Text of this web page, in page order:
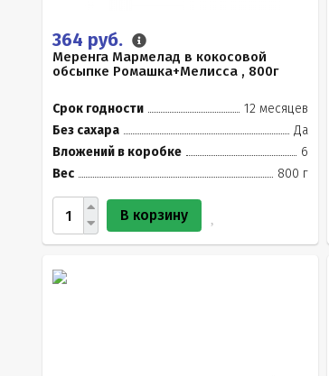
364 руб.
Меренга Мармелад в кокосовой
обсыпке Ромашка+Мелисса , 800г
Срок годности
12 месяцев
Без сахара
Да
Вложений в коробке
6
Вес
800 г
В корзину